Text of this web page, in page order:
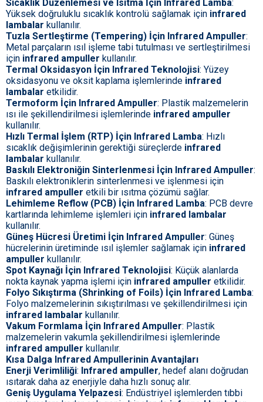
Sıcaklık Düzenlemesi ve Isıtma İçin Infrared Lamba:
Yüksek doğruluklu sıcaklık kontrolü sağlamak için infrared
lambalar kullanılır.
Tuzla Sertleştirme (Tempering) İçin Infrared Ampuller:
Metal parçaların ısıl işleme tabi tutulması ve sertleştirilmesi
için infrared ampuller kullanılır.
Termal Oksidasyon İçin Infrared Teknolojisi: Yüzey
oksidasyonu ve oksit kaplama işlemlerinde infrared
lambalar etkilidir.
Termoform İçin Infrared Ampuller: Plastik malzemelerin
ısı ile şekillendirilmesi işlemlerinde infrared ampuller
kullanılır.
Hızlı Termal İşlem (RTP) İçin Infrared Lamba: Hızlı
sıcaklık değişimlerinin gerektiği süreçlerde infrared
lambalar kullanılır.
Baskılı Elektroniğin Sinterlenmesi İçin Infrared Ampuller:
Baskılı elektroniklerin sinterlenmesi ve işlenmesi için
infrared ampuller etkili bir ısıtma çözümü sağlar.
Lehimleme Reflow (PCB) İçin Infrared Lamba: PCB devre
kartlarında lehimleme işlemleri için infrared lambalar
kullanılır.
Güneş Hücresi Üretimi İçin Infrared Ampuller: Güneş
hücrelerinin üretiminde ısıl işlemler sağlamak için infrared
ampuller kullanılır.
Spot Kaynağı İçin Infrared Teknolojisi: Küçük alanlarda
nokta kaynak yapma işlemi için infrared ampuller etkilidir.
Folyo Sıkıştırma (Shrinking of Foils) İçin Infrared Lamba:
Folyo malzemelerinin sıkıştırılması ve şekillendirilmesi için
infrared lambalar kullanılır.
Vakum Formlama İçin Infrared Ampuller: Plastik
malzemelerin vakumla şekillendirilmesi işlemlerinde
infrared ampuller kullanılır.
Kısa Dalga Infrared Ampullerinin Avantajları
Enerji Verimliliği: Infrared ampuller, hedef alanı doğrudan
ısıtarak daha az enerjiyle daha hızlı sonuç alır.
Geniş Uygulama Yelpazesi: Endüstriyel işlemlerden tıbbi